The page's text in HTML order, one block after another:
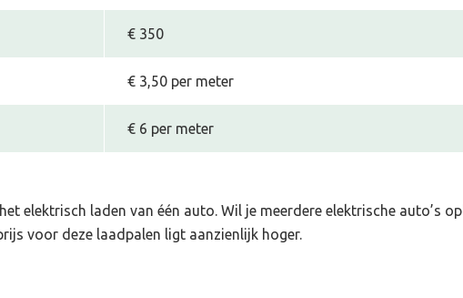
€ 350
€ 3,50 per meter
€ 6 per meter
elektrisch laden van één auto. Wil je meerdere elektrische auto’s
voor deze laadpalen ligt aanzienlijk hoger.